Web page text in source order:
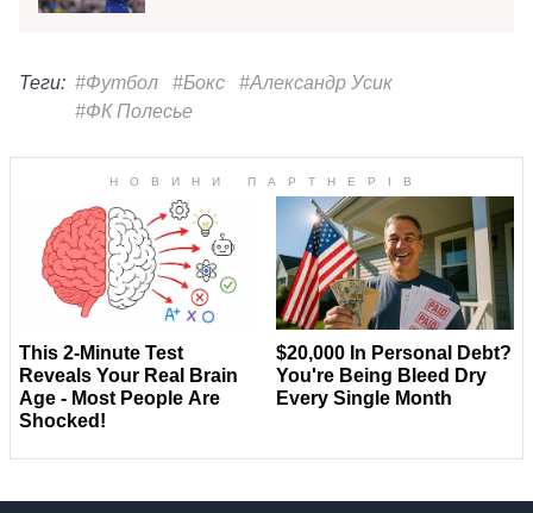
Теги: #Футбол #Бокс
#Александр Усик
#ФК Полесье